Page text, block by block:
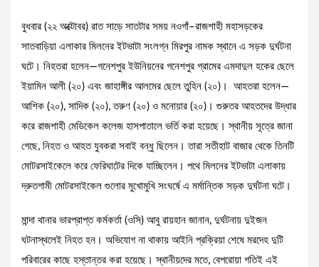
বুধবার (২২ অক্টোবর) রাত সাড়ে সাতটার সময় নওগাঁ–রাজশাহী মহাসড়কের
সাতবাড়িয়া এলাকার মিলনের ইটভাটা সংলগ্ন মিরপুর নামক স্থানে এ সড়ক দুর্ঘটনা
ঘটে। নিহতরা হলেন—গনেশপুর ইউনিয়নের গনেশপুর গ্রামের এমদাদুল হকের ছেলে
ইয়ামিন আলী (২০) এবং জাহাঙ্গীর আলমের ছেলে তুহিন (২০)। আহতরা হলেন—
আশিক (২০), সাদিক (২০), তরুণ (২০) ও মনোয়ার (২০)। গুরুতর আহতদের উদ্ধার
করে রাজশাহী মেডিকেল কলেজ হাসপাতালে ভর্তি করা হয়েছে। স্থানীয় সূত্রে জানা
গেছে, নিহত ও আহত যুবকরা সবাই বন্ধু ছিলেন। তারা সতীহাট বাজার থেকে তিনটি
মোটরসাইকেলে করে ফেরিঘাটের দিকে যাচ্ছিলেন। পথে মিলনের ইটভাটা এলাকায়
দ্রুতগামী মোটরসাইকেল গুলোর মুখোমুখি সংঘর্ষে এ মর্মান্তিক সড়ক দুর্ঘটনা ঘটে।
মান্দা থানার ভারপ্রাপ্ত কর্মকর্তা (ওসি) আবু রায়হান জানান, দুর্ঘটনায় দুইজন
ঘটনাস্থলেই নিহত হন। অভিযোগ না থাকায় আইনি প্রক্রিয়া শেষে মরদেহ দুটি
পরিবারের কাছে হস্তান্তর করা হয়েছে। স্থানীয়দের মতে, বেপরোয়া গতিই এই